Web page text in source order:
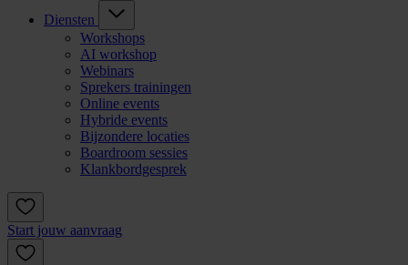
Diensten
Workshops
AI workshop
Webinars
Sprekers trainingen
Online events
Hybride events
Bijzondere locaties
Boardroom sessies
Klankbordgesprek
Start jouw aanvraag